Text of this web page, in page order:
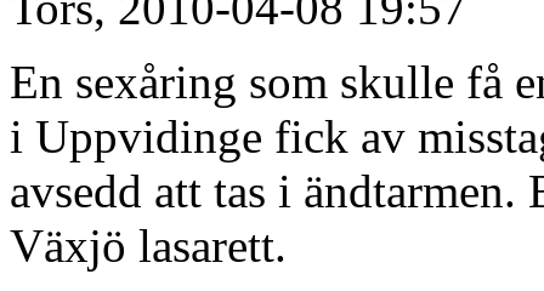
En sexåring som skulle få
i Uppvidinge fick av
avsedd att tas i
Växjö lasarett.